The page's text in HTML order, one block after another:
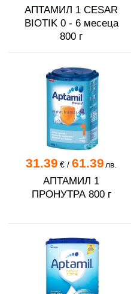
АПТАМИЛ 1 CESAR
BIOTIK 0 - 6 месеца
800 г
31.39 €/ 61.39 лв.
АПТАМИЛ 1
ПРОНУТРА 800 г